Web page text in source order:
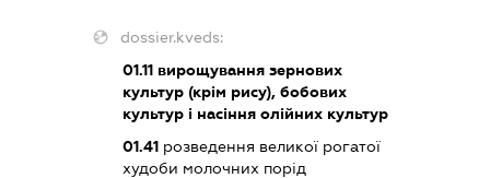
dossier.kveds:
01.11вирощування зернових
культур (крім рису), бобових
культур і насіння олійних культур
01.41розведення великої рогатої
худоби молочних порід